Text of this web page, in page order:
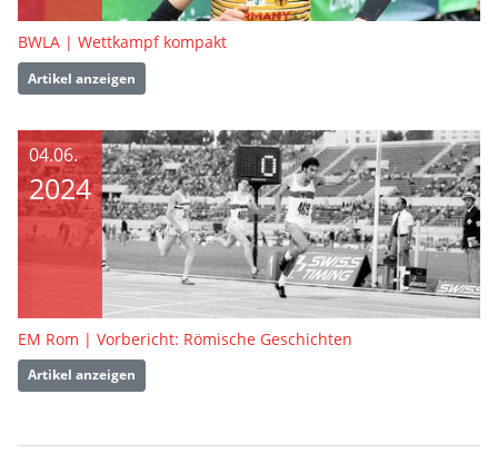
BWLA | Wettkampf kompakt
Artikel anzeigen
04.06.
2024
EM Rom | Vorbericht: Römische Geschichten
Artikel anzeigen